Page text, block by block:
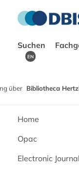
Suchen
EN
über Bibliotheca
Home
Opac
Electronic